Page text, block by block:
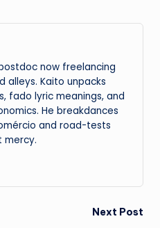
now freelancing
alleys. Kaito unpacks
fado lyric meanings, and
He breakdances
and road-tests
mercy.
Next Post